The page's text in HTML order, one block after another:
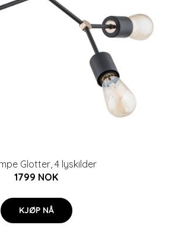
Glotter, 4 lyskilder
1799 NOK
KJØP NÅ